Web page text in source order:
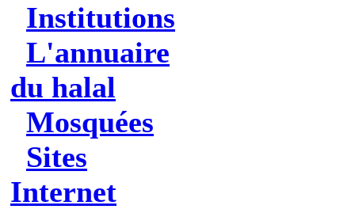
Institutions
L'annuaire
du halal
Mosquées
Sites
Internet